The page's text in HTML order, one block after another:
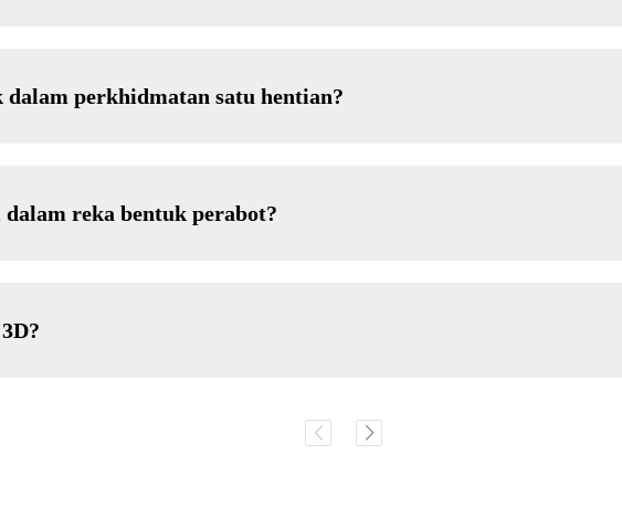
dalam perkhidmatan satu hentian?
reka bentuk perabot?